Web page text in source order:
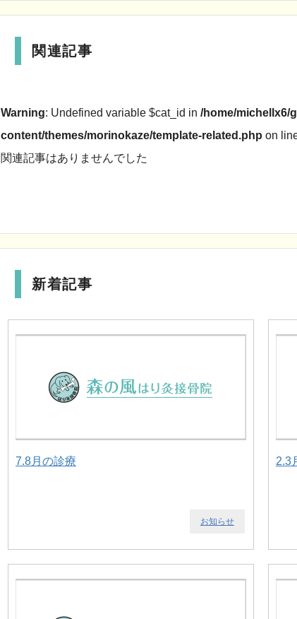
関連記事
Warning: Undefined variable $cat_id in /home/michellx6/
content/themes/morinokaze/template-related.php on
関連記事はありませんでした
新着記事
7.8月の診療
お知らせ
2.3